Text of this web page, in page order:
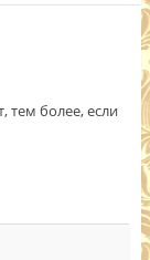
тем более, если